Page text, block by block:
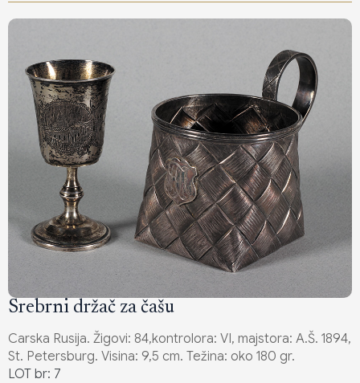
Srebrni držač za čašu
Carska Rusija. Žigovi: 84,kontrolora: VI, majstora: A.Š. 1894,
St. Petersburg. Visina: 9,5 cm. Težina: oko 180 gr.
LOT br: 7